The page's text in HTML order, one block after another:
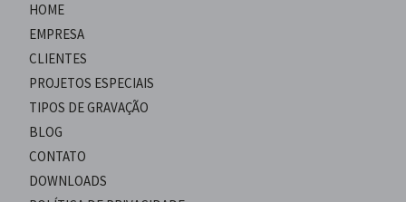
HOME
EMPRESA
CLIENTES
PROJETOS ESPECIAIS
TIPOS DE GRAVAÇÃO
BLOG
CONTATO
DOWNLOADS